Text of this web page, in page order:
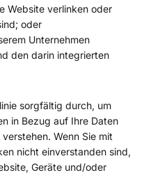
Website verlinken oder
oder
Unternehmen
den darin integrierten
sorgfältig durch, um
in Bezug auf Ihre Daten
Wenn Sie mit
nicht einverstanden sind,
Geräte und/oder